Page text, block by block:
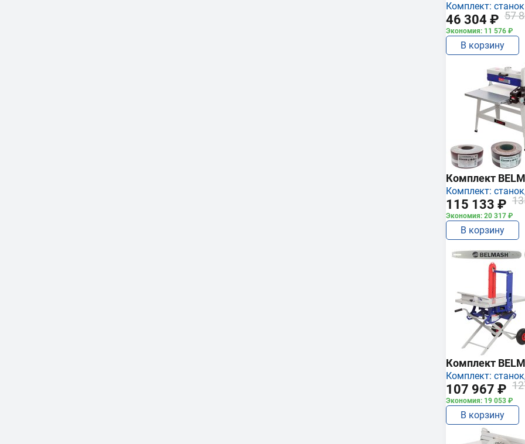
Комплект:
46 304 ₽ 57
Экономия: 11 576 ₽
В корзину
Комплект
Комплект:
115 133 ₽
Экономия: 20 317 ₽
В корзину
Комплект
Комплект:
107 967 ₽
Экономия: 19 053 ₽
В корзину